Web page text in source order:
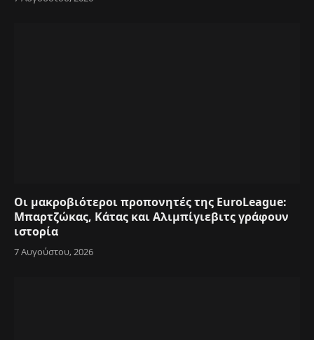
Οι μακροβιότεροι προπονητές της EuroLeague:
Μπαρτζώκας, Κάτας και Αλιμπίγιεβιτς γράφουν
ιστορία
7 Αυγούστου, 2026